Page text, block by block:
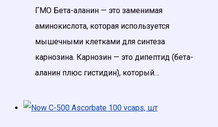
ГМО Бета-аланин — это заменимая
аминокислота, которая используется
мышечными клетками для синтеза
карнозина. Карнозин — это дипептид (бета-
аланин плюс гистидин), который…